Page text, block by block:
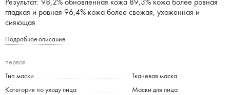
Результат: 98,2% обновленная кожа 89,3% кожа более ровная
гладкая и ровная 96,4% кожа более свежая, ухоженная и
сияющая
Подробное описание
первая
Тип маски Тканевая маска
Категория по уходу лица Маски для лица